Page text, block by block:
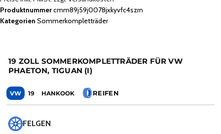
Produktnummercmm89j59j0078jxkyvfc4szrn
Kategorien Sommerkompletträder
19 ZOLL SOMMERKOMPLETTRÄDER FÜR VW
PHAETON, TIGUAN (I)
VW 19 HANKOOK REIFEN
FELGEN